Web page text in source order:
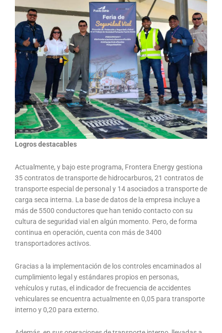
Logros destacables
Actualmente, y bajo este programa, Frontera Energy gestiona
35 contratos de transporte de hidrocarburos, 21 contratos de
transporte especial de personal y 14 asociados a transporte de
carga seca interna. La base de datos de la empresa incluye a
más de 5500 conductores que han tenido contacto con su
cultura de seguridad vial en algún momento. Pero, de forma
continua en operación, cuenta con más de 3400
transportadores activos.
Gracias a la implementación de los controles encaminados al
cumplimiento legal y estándares propios en personas,
vehículos y rutas, el indicador de frecuencia de accidentes
vehiculares se encuentra actualmente en 0,05 para transporte
interno y 0,20 para externo.